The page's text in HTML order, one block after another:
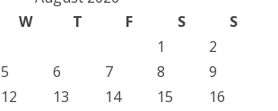
W T F S
S
1
2
5 6 7 8
9
12 13 14 15
16